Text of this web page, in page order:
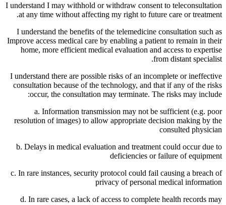
I understand I may withhold or withdraw consent to teleconsultation
at any time without affecting my right to future care or treatment.
I understand the benefits of the telemedicine consultation such as
Improve access medical care by enabling a patient to remain in their
home, more efficient medical evaluation and access to expertise
from distant specialist.
I understand there are possible risks of an incomplete or ineffective
consultation because of the technology, and that if any of the risks
occur, the consultation may terminate. The risks may include:
a. Information transmission may not be sufficient (e.g. poor
resolution of images) to allow appropriate decision making by the
consulted physician
b. Delays in medical evaluation and treatment could occur due to
deficiencies or failure of equipment
c. In rare instances, security protocol could fail causing a breach of
privacy of personal medical information
d. In rare cases, a lack of access to complete health records may